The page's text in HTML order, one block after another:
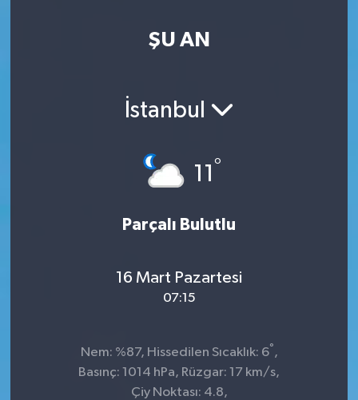
ŞU AN
İstanbul
11 °
Parçalı Bulutlu
16 Mart Pazartesi
07:15
Nem: %87, Hissedilen Sıcaklık: 6° ,
Basınç: 1014 hPa, Rüzgar: 17 km/s,
Çiy Noktası: 4.8,
POLİTİKA
Son Dakika Haberleri